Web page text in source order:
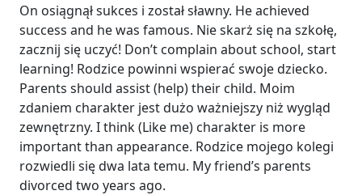
On osiągnął sukces i został sławny. He achieved
success and he was famous. Nie skarż się na szkołę,
zacznij się uczyć! Don’t complain about school, start
learning! Rodzice powinni wspierać swoje dziecko.
Parents should assist (help) their child. Moim
zdaniem charakter jest dużo ważniejszy niż wygląd
zewnętrzny. I think (Like me) charakter is more
important than appearance. Rodzice mojego kolegi
rozwiedli się dwa lata temu. My friend’s parents
divorced two years ago.